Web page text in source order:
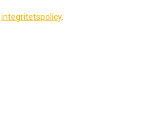
integritetspolicy.